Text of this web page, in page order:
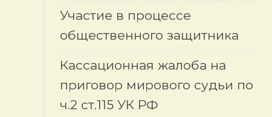
Участие в процессе
общественного защитника
Кассационная жалоба на
приговор мирового судьи по
ч.2 ст.115 УК РФ